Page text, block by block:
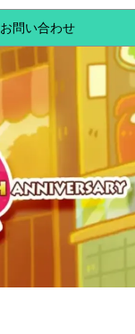
お問い合わせ